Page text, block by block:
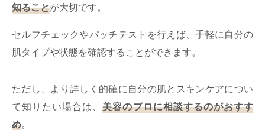
知ることが大切です。
セルフチェックやパッチテストを行えば、手軽に自分の
肌タイプや状態を確認することができます。
ただし、より詳しく的確に自分の肌とスキンケアについ
て知りたい場合は、美容のプロに相談するのがおすす
め。